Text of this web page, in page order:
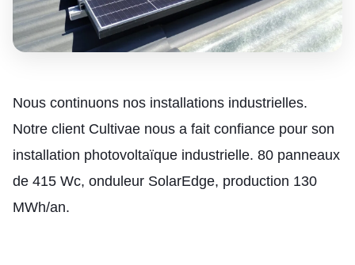
Nous continuons nos installations industrielles.
Notre client Cultivae nous a fait confiance pour son
installation photovoltaïque industrielle. 80 panneaux
de 415 Wc, onduleur SolarEdge, production 130
MWh/an.